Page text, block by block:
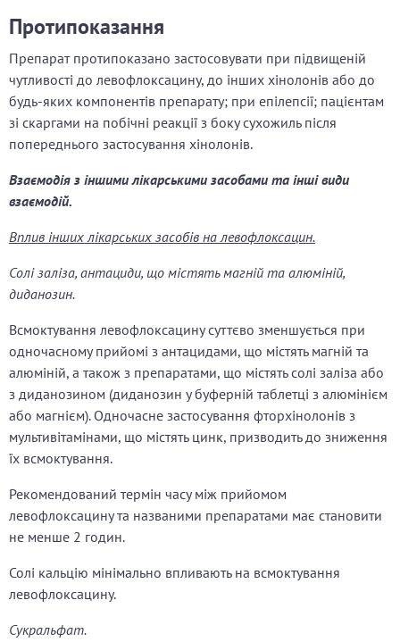
Протипоказання
Препарат протипоказано застосовувати при підвищеній
чутливості до левофлоксацину, до інших хінолонів або до
будь-яких компонентів препарату; при епілепсії; пацієнтам
зі скаргами на побічні реакції з боку сухожиль після
попереднього застосування хінолонів.
Взаємодія з іншими лікарськими засобами та інші види
взаємодій.
Вплив інших лікарських засобів на левофлоксацин.
Солі заліза, антациди, що містять магній та алюміній,
диданозин.
Всмоктування левофлоксацину суттєво зменшується при
одночасному прийомі з антацидами, що містять магній та
алюміній, а також з препаратами, що містять солі заліза або
з диданозином (диданозин у буферній таблетці з алюмінієм
або магнієм). Одночасне застосування фторхінолонів з
мультивітамінами, що містять цинк, призводить до зниження
їх всмоктування.
Рекомендований термін часу між прийомом
левофлоксацину та названими препаратами має становити
не менше 2 годин.
Солі кальцію мінімально впливають на всмоктування
левофлоксацину.
Сукральфат.